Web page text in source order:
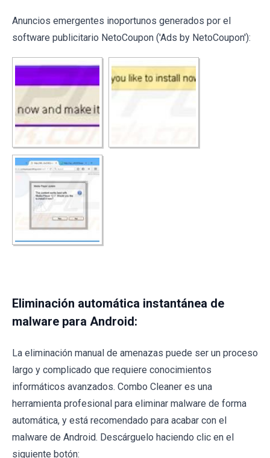
Anuncios emergentes inoportunos generados por el
software publicitario NetoCoupon ('Ads by NetoCoupon'):
Eliminación automática instantánea de
malware para Android:
La eliminación manual de amenazas puede ser un proceso
largo y complicado que requiere conocimientos
informáticos avanzados. Combo Cleaner es una
herramienta profesional para eliminar malware de forma
automática, y está recomendado para acabar con el
malware de Android. Descárguelo haciendo clic en el
siguiente botón: